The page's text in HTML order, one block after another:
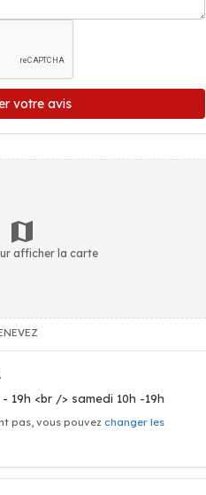
votre avis
afficher la carte
19h <br /> samedi 10h -19h
pas, vous pouvez changer les